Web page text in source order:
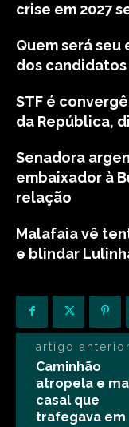
crise em 2027
Quem será
dos
STF é
da República,
Senadora
embaixador à
relação
Malafaia vê
e blindar
artigo anterior
Caminhão
atropela e
casal que
trafegava em